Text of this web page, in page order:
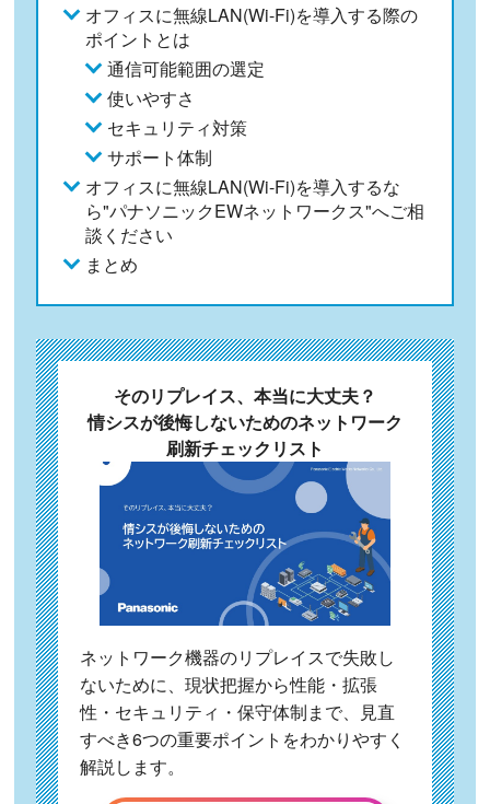
オフィスに無線LAN(Wi-Fi)を導入する際の
ポイントとは
通信可能範囲の選定
使いやすさ
セキュリティ対策
サポート体制
オフィスに無線LAN(Wi-Fi)を導入するな
ら"パナソニックEWネットワークス"へご相
談ください
まとめ
そのリプレイス、本当に大丈夫？
情シスが後悔しないためのネットワーク
刷新チェックリスト
ネットワーク機器のリプレイスで失敗し
ないために、現状把握から性能・拡張
性・セキュリティ・保守体制まで、見直
すべき6つの重要ポイントをわかりやすく
解説します。